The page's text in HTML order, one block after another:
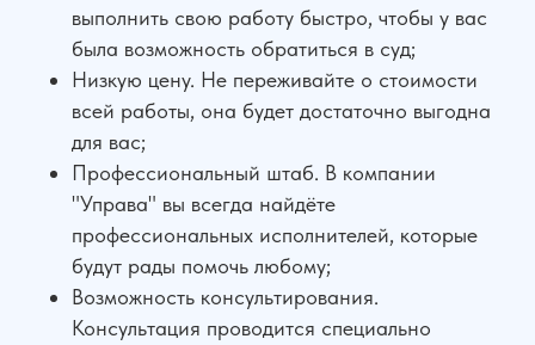
выполнить свою работу быстро, чтобы у вас
была возможность обратиться в суд;
Низкую цену. Не переживайте о стоимости
всей работы, она будет достаточно выгодна
для вас;
Профессиональный штаб. В компании
"Управа" вы всегда найдёте
профессиональных исполнителей, которые
будут рады помочь любому;
Возможность консультирования.
Консультация проводится специально